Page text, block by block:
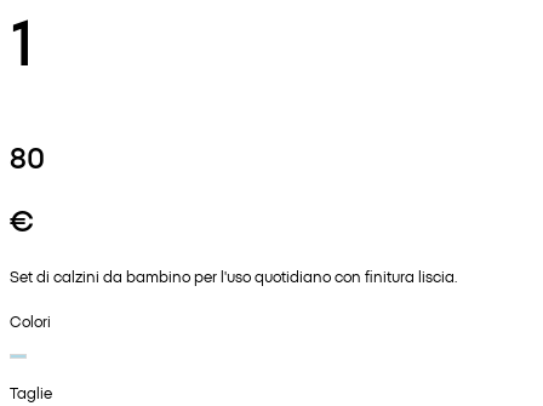
1
80
€
Set di calzini da bambino per l'uso quotidiano con finitura liscia.
Colori
Taglie